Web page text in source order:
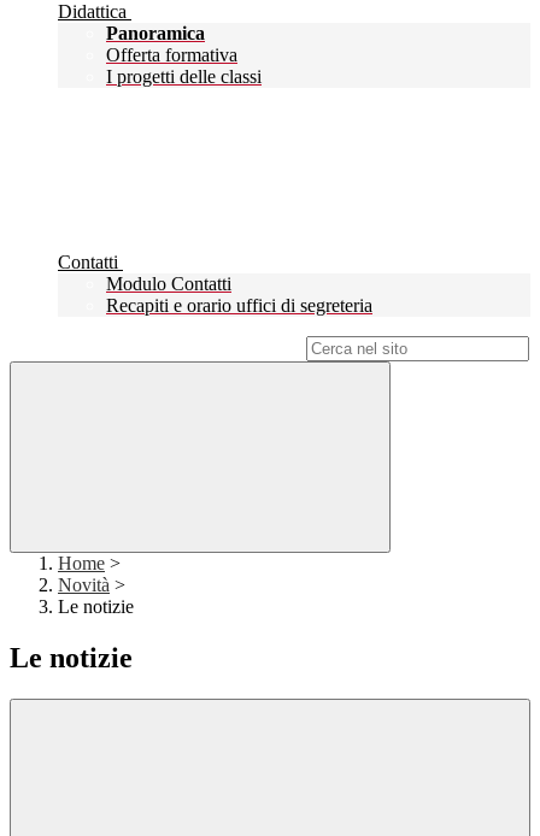
Didattica
Panoramica
Offerta formativa
I progetti delle classi
Contatti
Modulo Contatti
Recapiti e orario uffici di segreteria
Home >
Novità >
Le notizie
Le notizie